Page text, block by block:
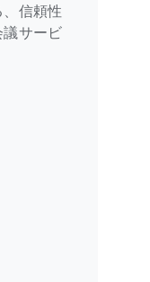
信頼性
議サービ